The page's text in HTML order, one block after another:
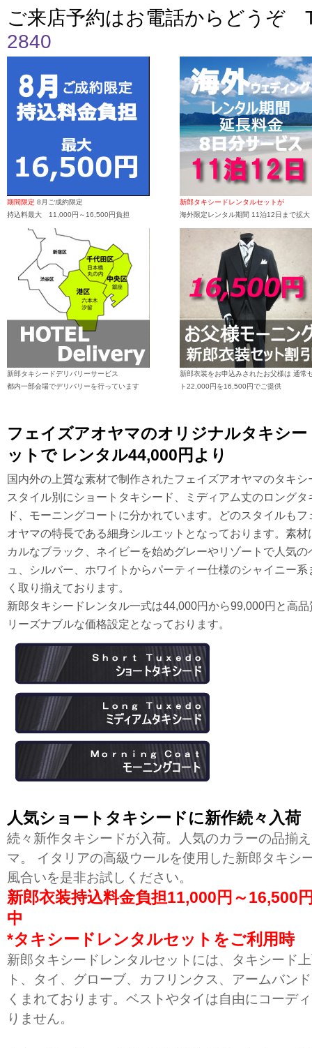
ご来店予約はお電話からどうぞ
2840
期間限定 8月ご成約限定
持込料最大 11,000円～16,500円負担
新郎タキシードレンタルセットが
海外限定レンタル期間 11泊12日まで拡大
新郎タキシードデリバリーサービス
都内一部会場でデリバリーを行っています
新郎衣装をお申込みされたお父様は 通常
ト22,000円を16,500円でご提供
フェイズアオヤマのオリジナルタキシ
ットで レンタル44,000円より
国内外の上質な素材で制作されたフェイズアオヤマのタキシ
スタイル別にショートタキシード、ミディアム丈のロングタ
ド、モーニングコートに分かれています。どのスタイルもフ
オヤマの特長である細身シルエットとなっております。素材
カルなブラック、ネイビーを始めグレーやリゾートで人気の
ュ、シルバー、ホワイトからパーティー仕様のシャイニー系
く取り揃えております。
新郎タキシードレンタル一式は44,000円から99,000円と高
リーズナブルな価格設定となっております。
人気ショートタキシードに新作続々入荷
続々新作タキシードが入荷。人気のカラーの品揃
マ。 イタリアの高級ウールを使用した新郎タキシ
風合いを是非お試しください。
新郎衣装持込料金負担11,000円～16,500
中
*タキシードレンタルセットをご利用時
新郎タキシードレンタルセットには、タキシード
ト、タイ、グローブ、カフリンクス、アームバン
くまれております。ベストやタイは自由にコーデ
りません。